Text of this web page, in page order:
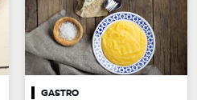
GASTRO